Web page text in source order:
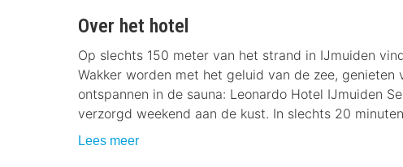
Over het hotel
Op slechts 150 meter van het strand in IJmuiden
Wakker worden met het geluid van de zee,
ontspannen in de sauna: Leonardo Hotel IJmuiden
verzorgd weekend aan de kust. In slechts 20
Lees meer